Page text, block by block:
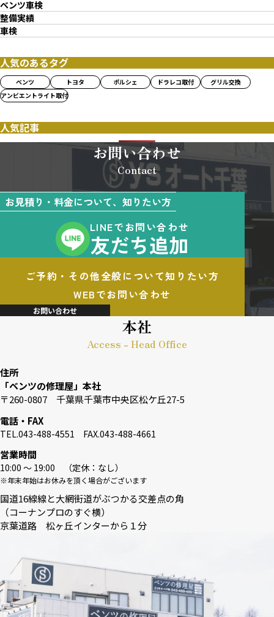
ベンツ車検
整備実績
車検
人気のあるタグ
ベンツ トヨタ ポルシェ ドラレコ取付
グリル交換
アンビエントライト取付
人気記事
お問い合わせ
Contact
お見積り・料金について、知りたい方
LINEでお問い合わせ
友だち追加
ご予約・その他全般について知りたい方
WEBでお問い合わせ
お問い合わせ
本社
Access - Head Office
住所
「ベンツの修理屋」本社
〒260-0807 千葉県千葉市中央区松ケ丘27-5
電話・FAX
TEL.043-488-4551 FAX.043-488-4661
営業時間
10:00 〜 19:00 （定休：なし）
※年末年始はお休みを頂く場合がございます
国道16線線と大網街道がぶつかる交差点の角
（コーナンプロのすぐ横）
京葉道路 松ヶ丘インターから１分